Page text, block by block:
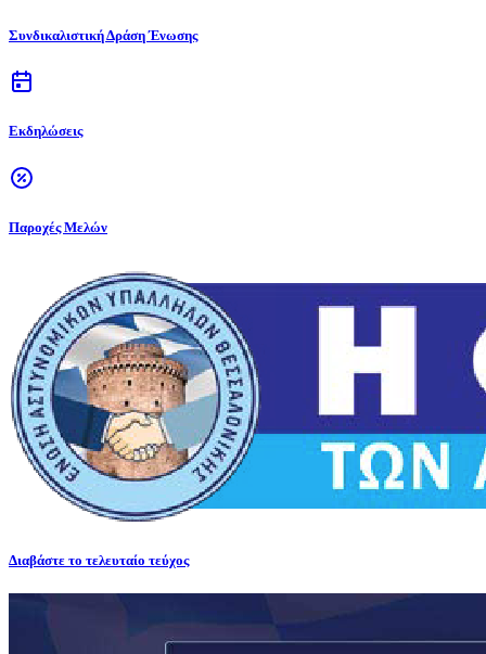
Συνδικαλιστική Δράση Ένωσης
Εκδηλώσεις
Παροχές Μελών
Διαβάστε το τελευταίο τεύχος